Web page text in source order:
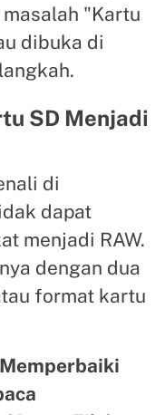
"Kartu
dibuka di
SD Menjadi
di
dapat
menjadi RAW.
dengan dua
format kartu